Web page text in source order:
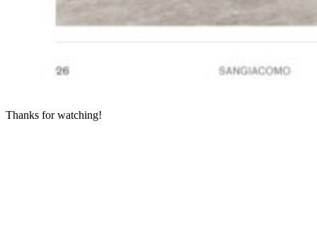
Thanks for watching!